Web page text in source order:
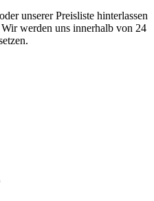
unserer Preisliste hinterlassen
werden uns innerhalb von 24